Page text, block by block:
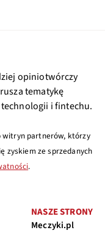
opiniotwórczy
tematykę
i fintechu.
witryn partnerów, którzy
zyskiem ze sprzedanych
.
NASZE STRONY
Meczyki.pl